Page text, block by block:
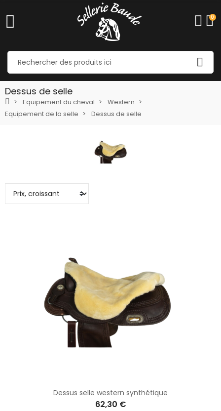
0
Dessus de selle
Equipement du cheval
Western
Equipement de la selle
Dessus de selle
Dessus selle western synthétique
62,30 €